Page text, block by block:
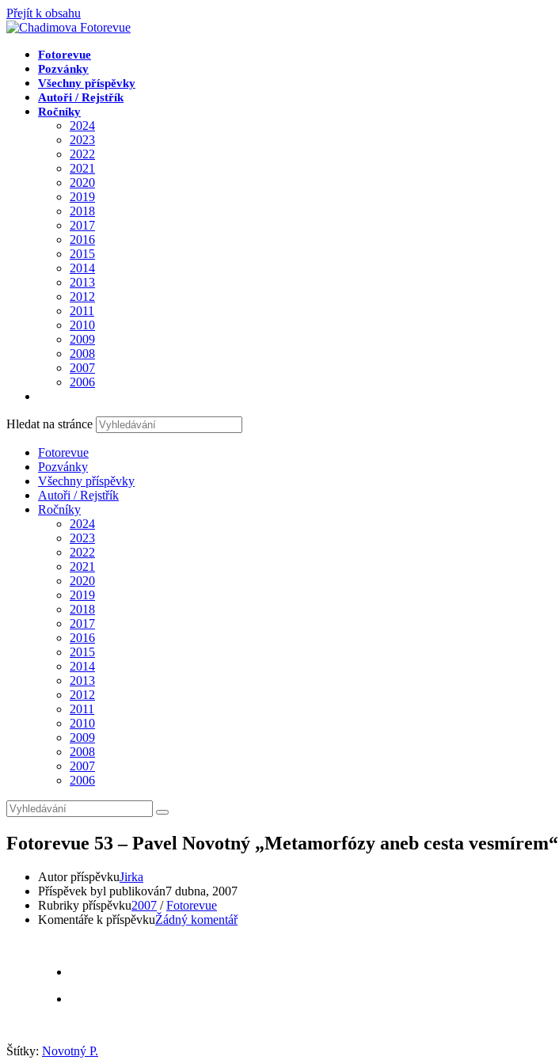
Přejít k obsahu
Fotorevue
Pozvánky
Všechny příspěvky
Autoři / Rejstřík
Ročníky
2024
2023
2022
2021
2020
2019
2018
2017
2016
2015
2014
2013
2012
2011
2010
2009
2008
2007
2006
Hledat na stránce
Fotorevue
Pozvánky
Všechny příspěvky
Autoři / Rejstřík
Ročníky
2024
2023
2022
2021
2020
2019
2018
2017
2016
2015
2014
2013
2012
2011
2010
2009
2008
2007
2006
Fotorevue 53 – Pavel Novotný „Metamorfózy aneb cesta vesmírem“
Autor příspěvkuJirka
Příspěvek byl publikován7 dubna, 2007
Rubriky příspěvku2007 / Fotorevue
Komentáře k příspěvkuŽádný komentář
Štítky: Novotný P.